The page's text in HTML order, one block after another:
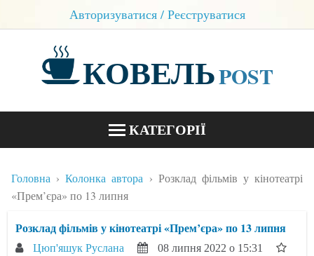
Авторизуватися / Реєструватися
КОВЕЛЬPOST
КАТЕГОРІЇ
КОНТАКТИ
Головна Колонка автора
Розклад фільмів у кінотеатрі
«Прем’єра» по 13 липня
Розклад фільмів у кінотеатрі «Прем’єра» по 13 липня
Цюп'яшук Руслана 08 липня 2022 о 15:31